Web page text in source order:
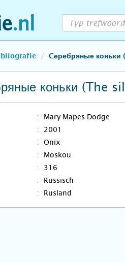
Cеребряные
коньки (The
Mary Mapes Dodge
2001
Onix
Moskou
316
Russisch
Rusland